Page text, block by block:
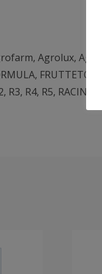
, Agrolux,
, FRUTTETO 3
, R3, R4, R5, RACING